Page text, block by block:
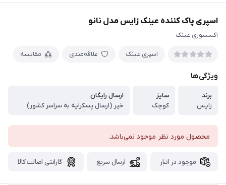
اسپری پاک کننده عینک زایس مدل نانو
اکسسوری عینک
اسپری عینک علاقه‌مندی مقایسه
ویژگی‌ها
برند
زایس
سایز
کوچک
ارسال رایگان
خیر (ارسال پسکرایه به سراسر کشور)
محصول مورد نظر موجود نمی‌باشد.
موجود در انبار ارسال سریع گارانتی اصالت کالا